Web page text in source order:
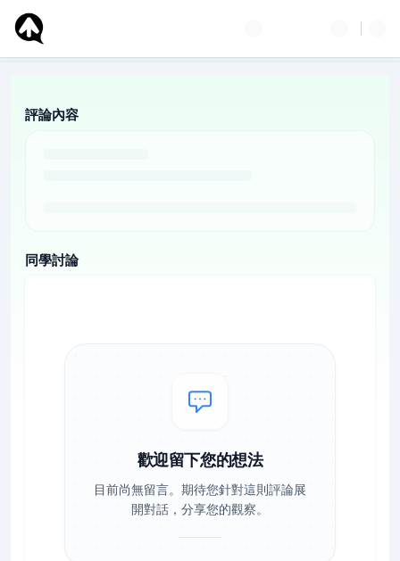
評論內容
同學討論
歡迎留下您的想法
目前尚無留言。期待您針對這則評論展
開對話，分享您的觀察。